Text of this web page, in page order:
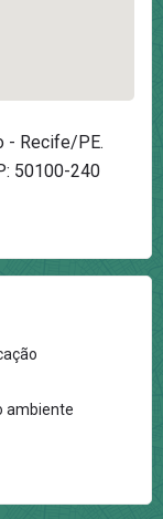
- Recife/PE.
50100-240
ambiente